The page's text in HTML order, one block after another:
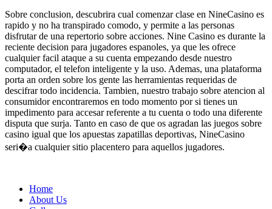
Sobre conclusion, descubrira cual comenzar clase en NineCasino es
rapido y no ha transpirado comodo, y permite a las personas
disfrutar de una repertorio sobre acciones. Nine Casino es durante la
reciente decision para jugadores espanoles, ya que les ofrece
cualquier facil ataque a su cuenta empezando desde nuestro
computador, el telefon inteligente y la uso. Ademas, una plataforma
porta an orden sobre los gente las herramientas requeridas de
descifrar todo incidencia. Tambien, nuestro trabajo sobre atencion al
consumidor encontraremos en todo momento por si tienes un
impedimento para accesar referente a tu cuenta o todo una diferente
disputa que surja. Tanto en caso de que os agradan las juegos sobre
casino igual que los apuestas zapatillas deportivas, NineCasino
seri�a cualquier sitio placentero para aquellos jugadores.
Home
About Us